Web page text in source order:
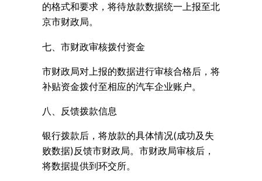
的格式和要求，将待放款数据统一上报至北
京市财政局。
七、市财政审核拨付资金
市财政局对上报的数据进行审核合格后，将
补贴资金拨付至相应的汽车企业账户。
八、反馈拨款信息
银行拨款后，将放款的具体情况(成功及失
败数据)反馈市财政局。市财政局审核后，
将数据提供到环交所。